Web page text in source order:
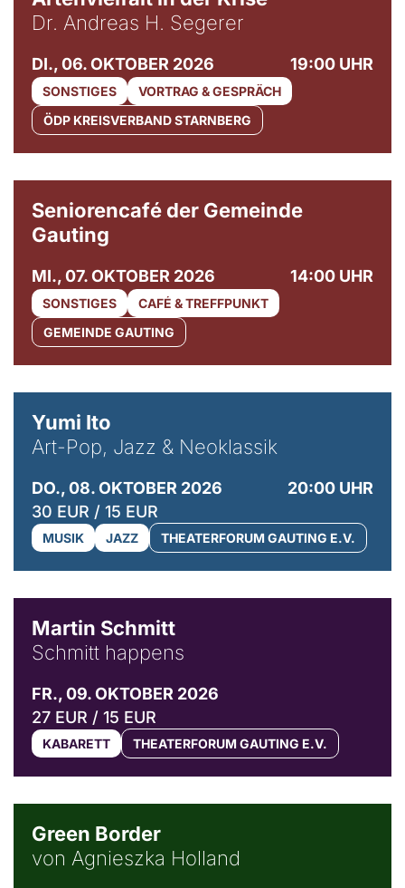
Dr. Andreas H. Segerer
DI., 06. OKTOBER 2026 19:00 UHR
SONSTIGES
VORTRAG & GESPRÄCH
ÖDP KREISVERBAND STARNBERG
Seniorencafé der Gemeinde
Gauting
MI., 07. OKTOBER 2026 14:00 UHR
SONSTIGES
CAFÉ & TREFFPUNKT
GEMEINDE GAUTING
Yumi Ito
Art-Pop, Jazz & Neoklassik
DO., 08. OKTOBER 2026
20:00 UHR
30 EUR / 15 EUR
MUSIK JAZZ THEATERFORUM GAUTING E.V.
Martin Schmitt
Schmitt happens
FR., 09. OKTOBER 2026
27 EUR / 15 EUR
KABARETT THEATERFORUM GAUTING E.V.
Green Border
von Agnieszka Holland